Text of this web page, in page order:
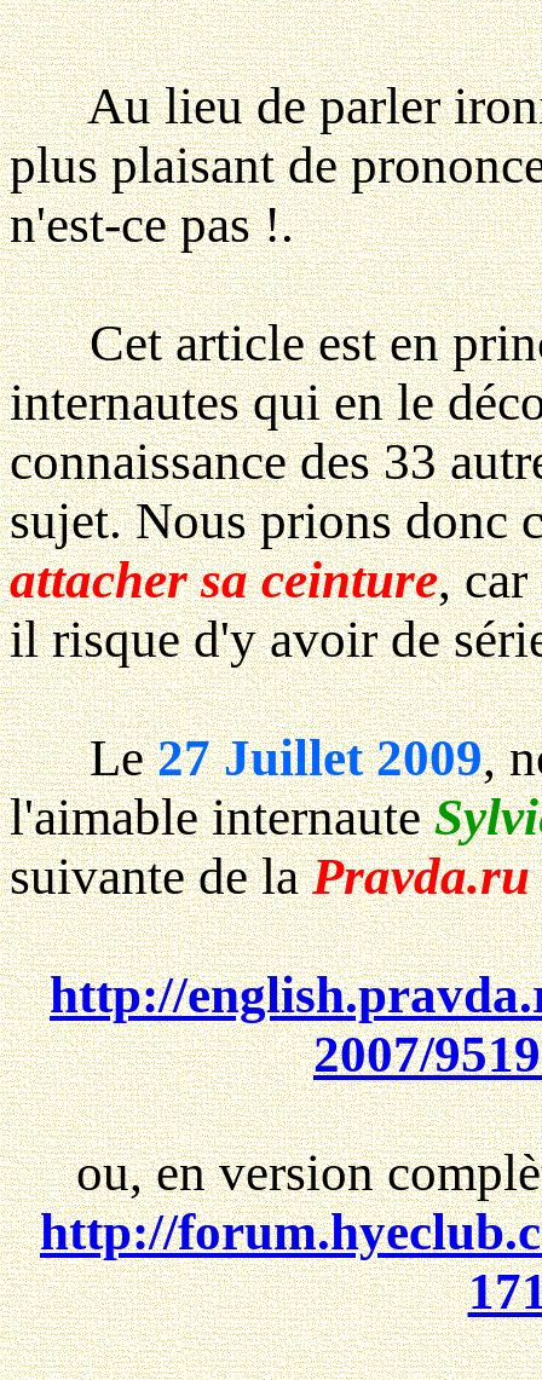
Au lieu de parler
plus plaisant de
n'est-ce pas !.
Cet article est en
internautes qui en le
connaissance des 33
sujet. Nous prions donc
attacher sa ceinture,
il risque d'y avoir de
Le27 Juillet 2009,
l'aimable internaute
suivante de laPravda.ru
http://
2007/
ou, en version
http://